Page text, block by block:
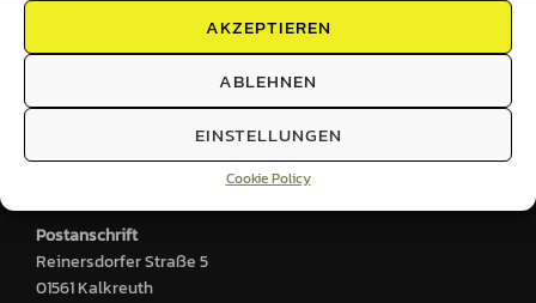
AKZEPTIEREN
ABLEHNEN
EINSTELLUNGEN
Cookie Policy
HIER FINDEST DU UNS
Großenhainer Straße 2
Postanschrift
Reinersdorfer Straße 5
01561 Kalkreuth